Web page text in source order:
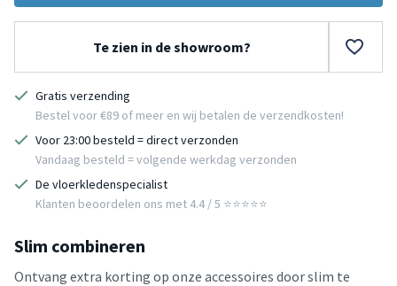
Te zien in de showroom?
Gratis verzending
Bestel voor €89 of meer en wij betalen de verzendkosten!
Voor 23:00 besteld = direct verzonden
Vandaag besteld = volgende werkdag verzonden
De vloerkledenspecialist
Klanten beoordelen ons met 4.4 / 5 ⭐⭐⭐⭐⭐
Slim combineren
Ontvang extra korting op onze accessoires door slim te